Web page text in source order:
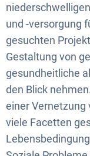
und -versorgung
gesuchten
Gestaltung von
gesundheitliche
den Blick
einer Vernetzung
viele Facetten